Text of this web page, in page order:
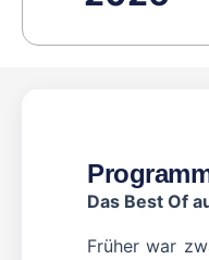
Das Best Of
Früher war